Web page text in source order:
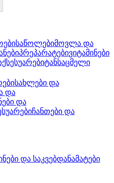
საწოლებიმოვლა და
პრეპარატებივიტამინები
ტანსაცმელი
სახლები და
და
და
ჩანთები და
და საკვებდანამატები